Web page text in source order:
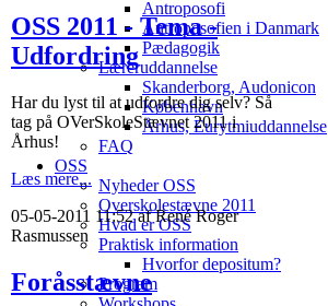
Antroposofi
Antroposofien i Danmark
Pædagogik
Læreruddannelse
Skanderborg, Audonicon
København
Århus, Eurytmiuddannelse
FAQ
OSS
Nyheder OSS
Overskolestævne 2011
Hvad er OSS
Praktisk information
Hvorfor depositum?
Program
OSS 2011 - Tema -
Udfordring
Har du lyst til at udfordre dig selv? Så
tag på OVerSkoleStævnet 2011 i
Århus!
Læs mere...
05-05-2011 11:52 af René Roger
Rasmussen
Foråsstævne